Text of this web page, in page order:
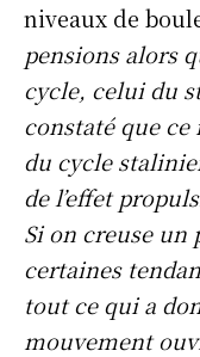
niveaux de
pensions alors
cycle, celui du
constaté que ce
du cycle
de l’effet
Si on creuse un
certaines
tout ce qui a
mouvement